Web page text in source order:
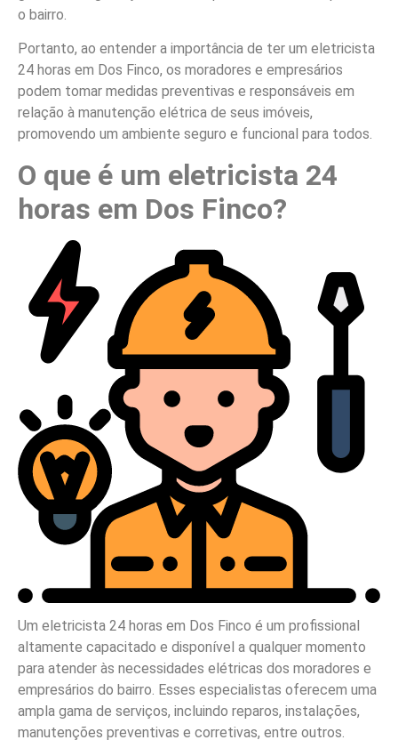
o bairro.
Portanto, ao entender a importância de ter um eletricista
24 horas em Dos Finco, os moradores e empresários
podem tomar medidas preventivas e responsáveis em
relação à manutenção elétrica de seus imóveis,
promovendo um ambiente seguro e funcional para todos.
O que é um eletricista 24
horas em Dos Finco?
Um eletricista 24 horas em Dos Finco é um profissional
altamente capacitado e disponível a qualquer momento
para atender às necessidades elétricas dos moradores e
empresários do bairro. Esses especialistas oferecem uma
ampla gama de serviços, incluindo reparos, instalações,
manutenções preventivas e corretivas, entre outros.